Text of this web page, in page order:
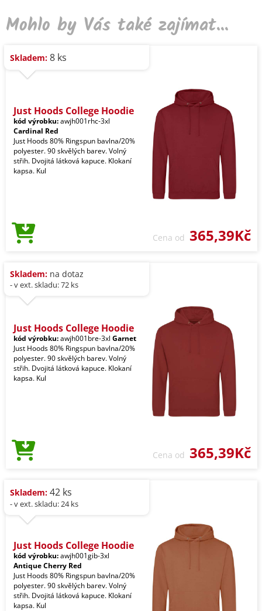
Mohlo by Vás také zajímat...
Skladem: 8 ks
Just Hoods College Hoodie
kód výrobku:awjh001rhc-3xl
Cardinal Red
Just Hoods 80% Ringspun bavlna/20%
polyester. 90 skvělých barev. Volný
střih. Dvojitá látková kapuce. Klokaní
kapsa. Kul
Cena od 365,39Kč
Skladem: na dotaz
- v ext. skladu: 72 ks
Just Hoods College Hoodie
kód výrobku:awjh001bre-3xl Garnet
Just Hoods 80% Ringspun bavlna/20%
polyester. 90 skvělých barev. Volný
střih. Dvojitá látková kapuce. Klokaní
kapsa. Kul
Cena od 365,39Kč
Skladem: 42 ks
- v ext. skladu: 24 ks
Just Hoods College Hoodie
kód výrobku:awjh001gib-3xl
Antique Cherry Red
Just Hoods 80% Ringspun bavlna/20%
polyester. 90 skvělých barev. Volný
střih. Dvojitá látková kapuce. Klokaní
kapsa. Kul